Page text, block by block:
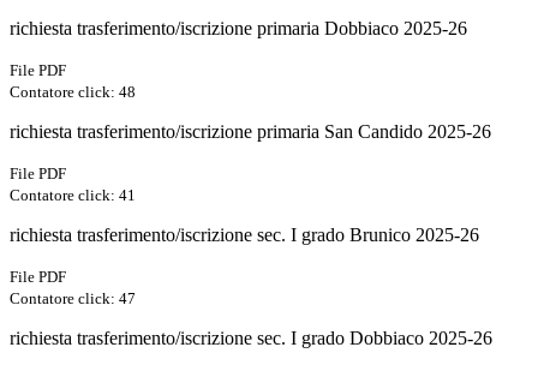
richiesta trasferimento/iscrizione primaria Dobbiaco 2025-26
File PDF
Contatore click: 48
richiesta trasferimento/iscrizione primaria San Candido 2025-26
File PDF
Contatore click: 41
richiesta trasferimento/iscrizione sec. I grado Brunico 2025-26
File PDF
Contatore click: 47
richiesta trasferimento/iscrizione sec. I grado Dobbiaco 2025-26